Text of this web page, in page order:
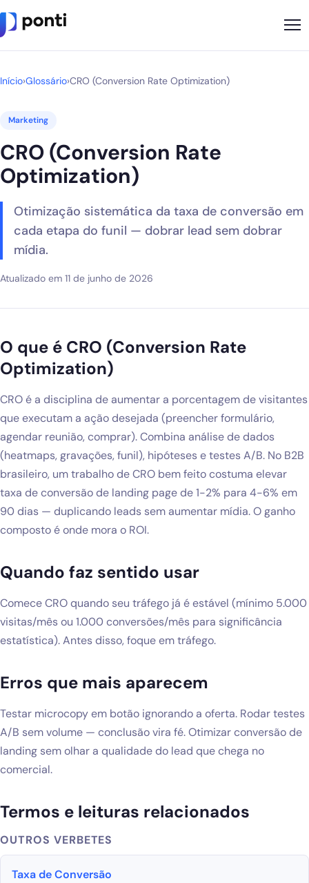
Metodologia
Cases
Nossos Apps
Ponti Indica
Loja
Solicitar diagnóstico gratuito
Início›Glossário›CRO (Conversion Rate Optimization)
Marketing
CRO (Conversion Rate
Optimization)
Otimização sistemática da taxa de conversão em
cada etapa do funil — dobrar lead sem dobrar
mídia.
Atualizado em 11 de junho de 2026
O que é CRO (Conversion Rate
Optimization)
CRO é a disciplina de aumentar a porcentagem de visitantes
que executam a ação desejada (preencher formulário,
agendar reunião, comprar). Combina análise de dados
(heatmaps, gravações, funil), hipóteses e testes A/B. No B2B
brasileiro, um trabalho de CRO bem feito costuma elevar
taxa de conversão de landing page de 1-2% para 4-6% em
90 dias — duplicando leads sem aumentar mídia. O ganho
composto é onde mora o ROI.
Quando faz sentido usar
Comece CRO quando seu tráfego já é estável (mínimo 5.000
visitas/mês ou 1.000 conversões/mês para significância
estatística). Antes disso, foque em tráfego.
Erros que mais aparecem
Testar microcopy em botão ignorando a oferta. Rodar testes
A/B sem volume — conclusão vira fé. Otimizar conversão de
landing sem olhar a qualidade do lead que chega no
comercial.
Termos e leituras relacionados
OUTROS VERBETES
Taxa de Conversão